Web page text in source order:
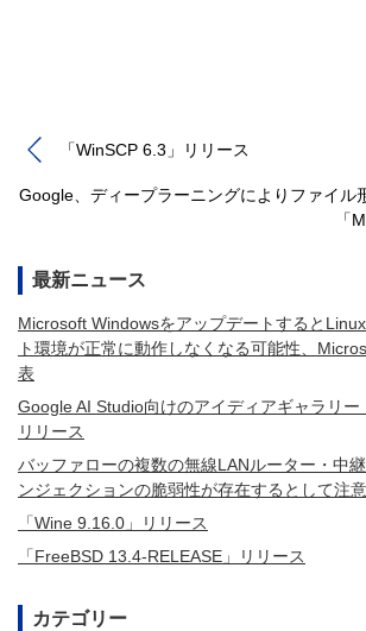
「WinSCP 6.3」リリース
Google、ディープラーニングによりファイル
「
最新ニュース
Microsoft Windowsをアップデートすると
ト環境が正常に動作しなくなる可能性、
表
Google AI Studio向けのアイディアギャラリー
リリース
バッファローの複数の無線LANルーター・中
ンジェクションの脆弱性が存在するとして注
「Wine 9.16.0」リリース
「FreeBSD 13.4-RELEASE」リリース
カテゴリー